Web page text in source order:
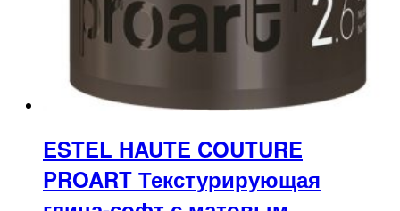
ESTEL HAUTE COUTURE
PROART Текстурирующая